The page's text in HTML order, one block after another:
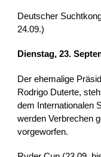
Deutscher
24.09.)
Dienstag, 23.
Der ehemalige
Rodrigo Duterte,
dem Internationalen
werden Verbrechen
vorgeworfen.